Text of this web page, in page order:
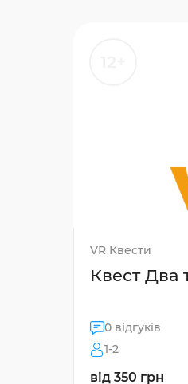
VR Квести
Квест Два
0 відгуків
1-2
від 350 грн